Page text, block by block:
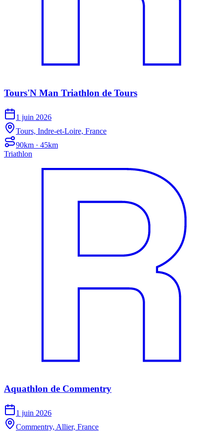
Tours'N Man Triathlon de Tours
1 juin 2026
Tours, Indre-et-Loire, France
90km · 45km
Triathlon
Aquathlon de Commentry
1 juin 2026
Commentry, Allier, France